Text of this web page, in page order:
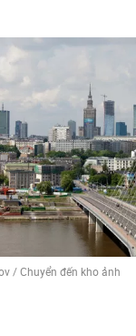
/Chuyển đến kho ảnh